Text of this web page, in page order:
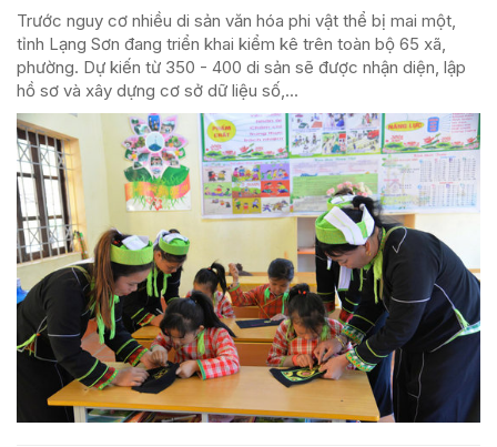
Trước nguy cơ nhiều di sản văn hóa phi vật thể bị mai một,
tỉnh Lạng Sơn đang triển khai kiểm kê trên toàn bộ 65 xã,
phường. Dự kiến từ 350 - 400 di sản sẽ được nhận diện, lập
hồ sơ và xây dựng cơ sở dữ liệu số,...